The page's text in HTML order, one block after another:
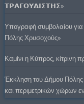
𝝩𝝦𝝖𝝘𝝤𝝪𝝙𝝞𝝨𝝩𝝜𝝨»
Υπογραφή συμβολαίου
Πόλης Χρυσοχούς»
Καμίνι η Κύπρος, κίτρινη
Έκκληση του Δήμου
και περιμετρικών χώρων